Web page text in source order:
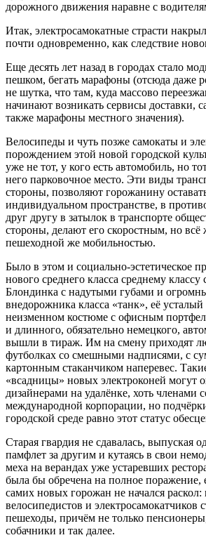
дорожного движения наравне с
Итак, электросамокатные страсти
почти одновременно, как следствие
Еще десять лет назад в городах стало
пешком, бегать марафоны (отсюда даже
не шутка, что там, куда массово
начинают возникать сервисы доставки,
также марафоны местного значения).
Велосипеды и чуть позже самокаты и
порождением этой новой городской
уже не тот, у кого есть автомобиль, но
него парковочное место. Эти виды
стороны, позволяют горожанину
индивидуальном пространстве, в
друг другу в затылок в транспорте
стороны, делают его скоростным, но
пешеходной же мобильностью.
Было в этом и социально-эстетическое
нового среднего класса среднему
Блондинка с надутыми губами и
внедорожника класса «танк», её
неизменном костюме с офисным
и длинного, обязательно немецкого,
вышли в тираж. Им на смену приходят
футболках со смешными надписями, с
картонным стаканчиком наперевес.
«всадницы» новых электроконей могут
дизайнерами на удалёнке, хоть членами
международной корпорации, но
городской среде равно этот статус
Старая гвардия не сдавалась, выпуская
памфлет за другим и кутаясь в свои
меха на верандах уже устаревших
была бы обречена на полное поражение,
самих новых горожан не начался раскол:
велосипедистов и электросамокатчиков
пешеходы, причём не только
собачники и так далее.